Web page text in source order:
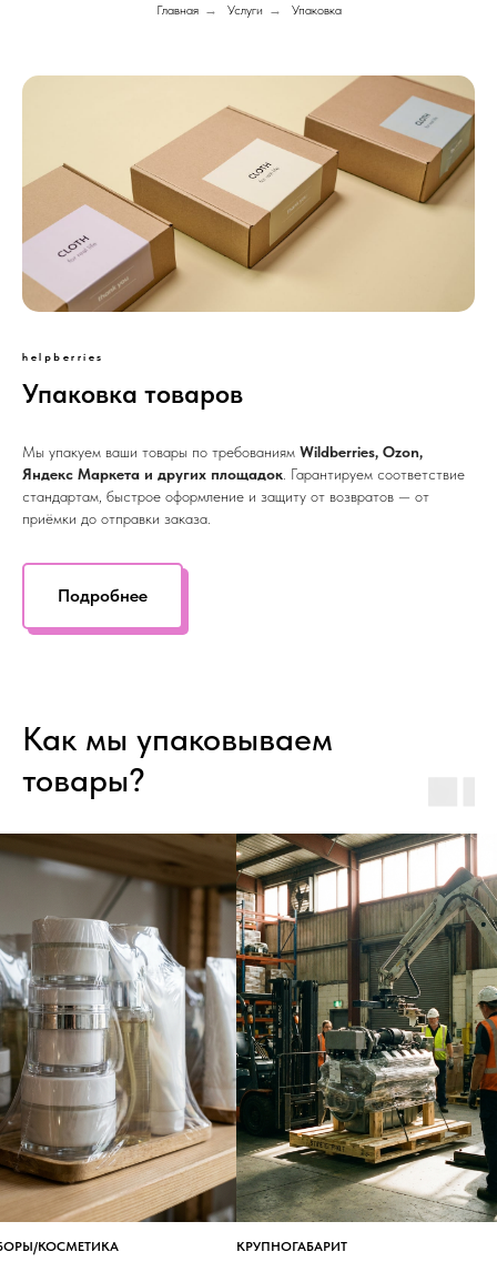
Главная → Услуги → Упаковка
helpberries
Упаковка товаров
Мы упакуем ваши товары по требованиям Wildberries, Ozon,
Яндекс Маркета и других площадок . Гарантируем соответствие
стандартам, быстрое оформление и защиту от возвратов — от
приёмки до отправки заказа.
Подробнее
Как мы упаковываем
товары?
КОСМЕТИКА КРУПНОГАБАРИТ